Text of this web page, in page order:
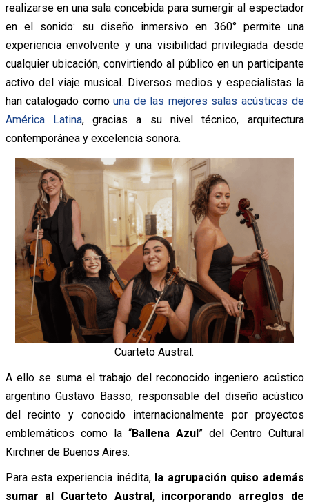
realizarse en una sala concebida para sumergir al espectador
en el sonido: su diseño inmersivo en 360° permite una
experiencia envolvente y una visibilidad privilegiada desde
cualquier ubicación, convirtiendo al público en un participante
activo del viaje musical. Diversos medios y especialistas la
han catalogado comouna de las mejores salas acústicas de
América Latina, gracias a su nivel técnico, arquitectura
contemporánea y excelencia sonora.
Cuarteto Austral.
A ello se suma el trabajo del reconocido ingeniero acústico
argentino Gustavo Basso, responsable del diseño acústico
del recinto y conocido internacionalmente por proyectos
emblemáticos como la “Ballena Azul ” del Centro Cultural
Kirchner de Buenos Aires.
Para esta experiencia inédita, la agrupación quiso además
sumar al Cuarteto Austral, incorporando arreglos de